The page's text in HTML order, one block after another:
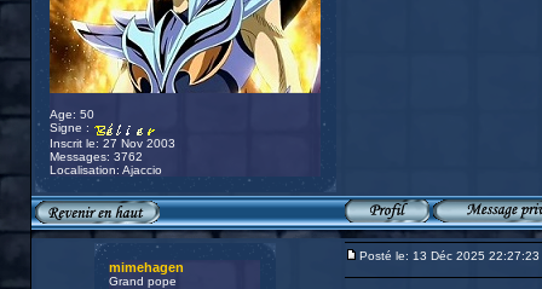
Age: 50
Signe :
Inscrit le: 27 Nov 2003
Messages: 3762
Localisation: Ajaccio
mimehagen
Grand pope
Posté le: 13 Déc 2025 22:27:23